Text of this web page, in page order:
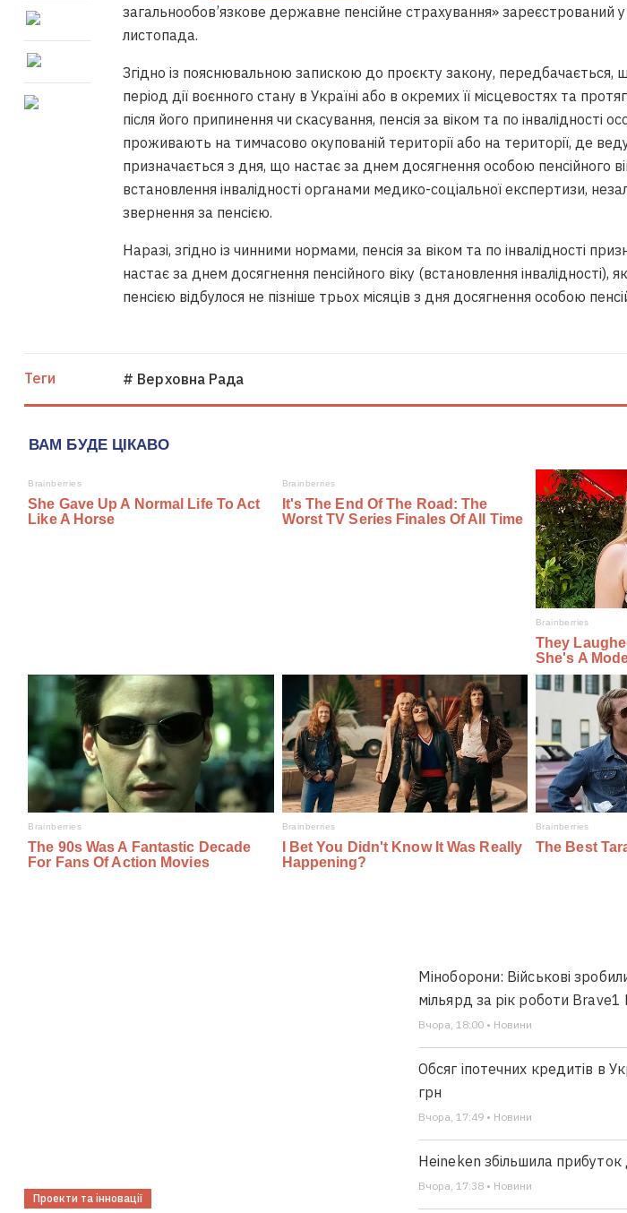
загальнообов’язкове державне пенсійне страхування» зареєстрований
листопада.
Згідно із пояснювальною запискою до проєкту закону, передбачається,
період дії воєнного стану в Україні або в окремих її місцевостях та
після його припинення чи скасування, пенсія за віком та по інвалідності
проживають на тимчасово окупованій території або на території, де
призначається з дня, що настає за днем досягнення особою пенсійного
встановлення інвалідності органами медико-соціальної експертизи,
звернення за пенсією.
Наразі, згідно із чинними нормами, пенсія за віком та по інвалідності
настає за днем досягнення пенсійного віку (встановлення інвалідності),
пенсією відбулося не пізніше трьох місяців з дня досягнення особою
Теги # Верховна Рада
Проекти та інновації
Міноборони: Військові
мільярд за рік роботи
Вчора, 18:00 • Новини
Обсяг іпотечних кредитів в
грн
Вчора, 17:49 • Новини
Heineken збільшила
Вчора, 17:38 • Новини